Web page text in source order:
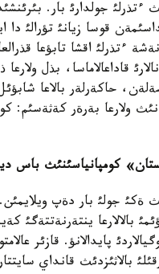
جولدارئ بار.
قوسا زيانئ تؤرالئ دا
ءتذرلئ اقشا تابؤعا
قاداعالاماسا، بذل
حاكةرلةر بالاعا
ولارعا بةرةر
كومپانياسئنئث باس
ةكئ جولئ بار دةپ
بالالارعا ينتةرنةتتةگئ
پايدالانؤ. قازئر
ارقئلئ بالاثئزدئث قانداي